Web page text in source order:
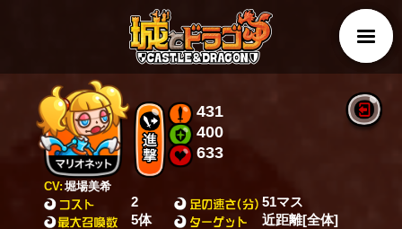
CV:堀場美希
431
400
633
2
5体
51マス
近距離[全体]